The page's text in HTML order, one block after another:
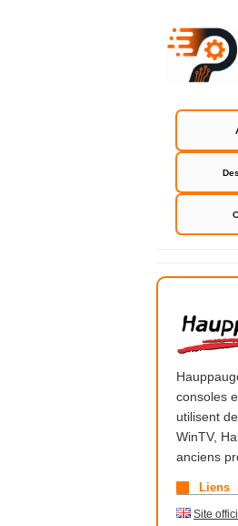
consoles
utilisent
WinTV,
anciens
Liens
Site